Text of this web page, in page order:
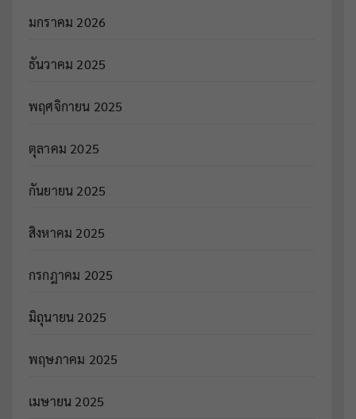
มกราคม 2026
ธันวาคม 2025
พฤศจิกายน 2025
ตุลาคม 2025
กันยายน 2025
สิงหาคม 2025
กรกฎาคม 2025
มิถุนายน 2025
พฤษภาคม 2025
เมษายน 2025